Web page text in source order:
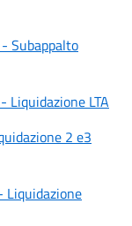
Subappalto
LTA
2 e3
Liquidazione